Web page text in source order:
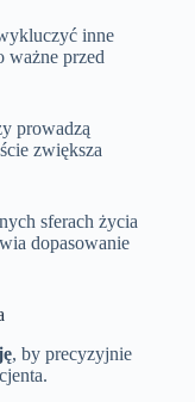
inne
ważne przed
prowadzą
zwiększa
sferach życia
dopasowanie
, by precyzyjnie